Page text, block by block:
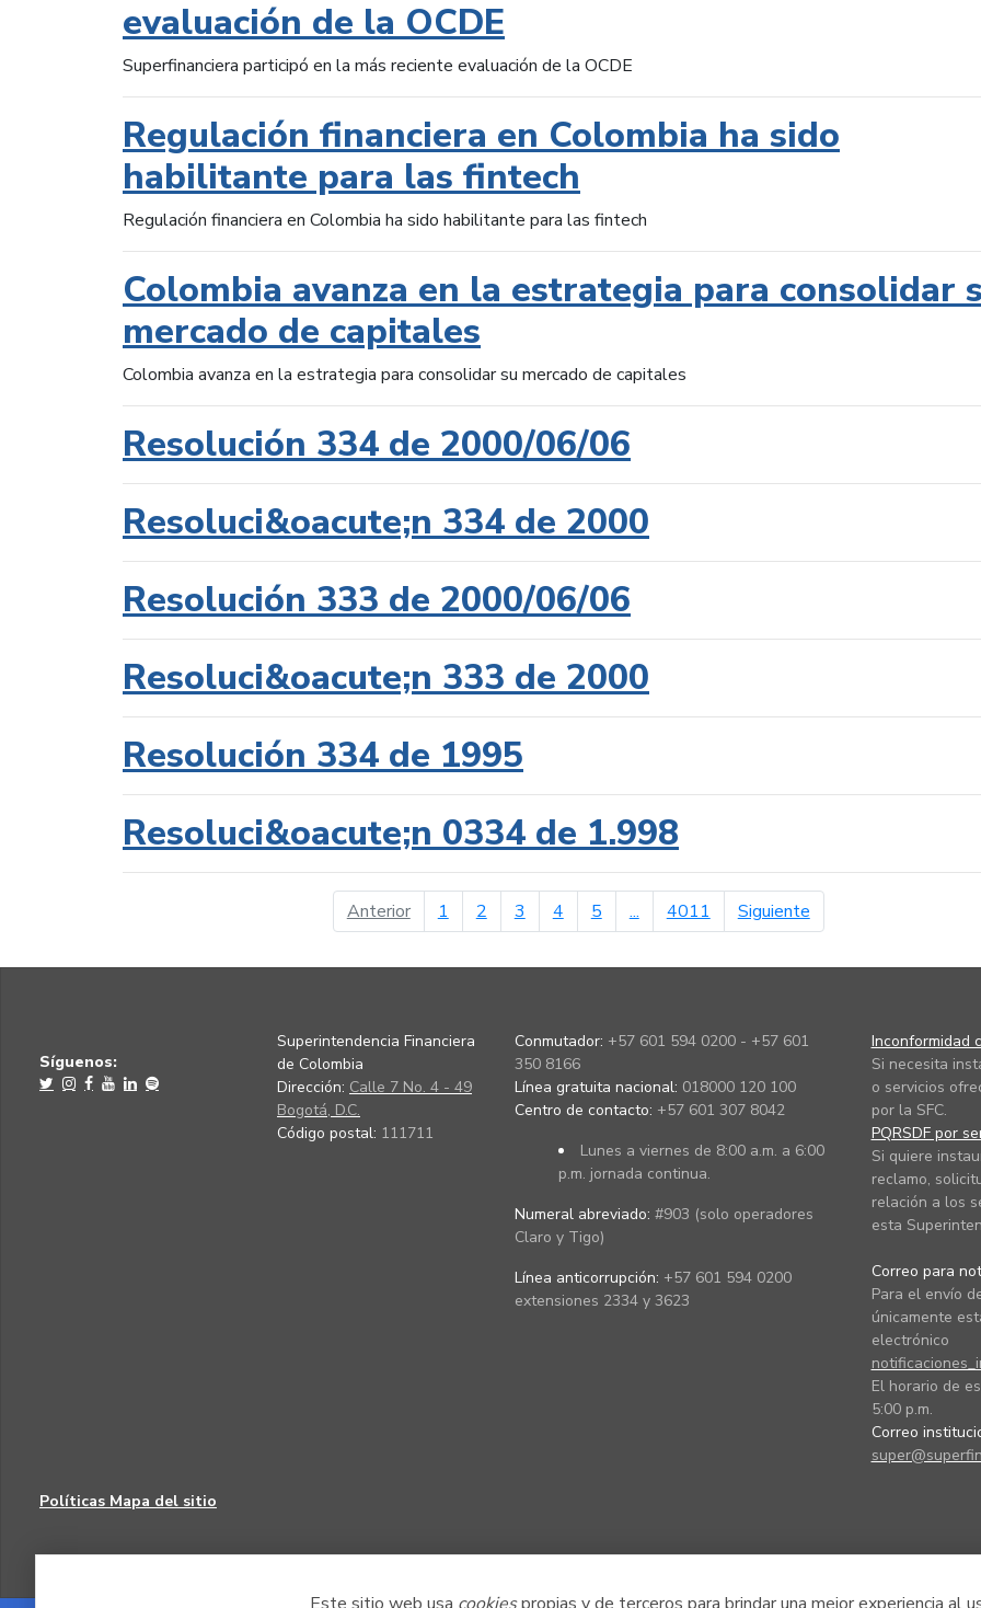
evaluación de la OCDE
Superfinanciera participó en la más reciente evaluación de la OCDE
Regulación financiera en Colombia ha sido
habilitante para las fintech
Regulación financiera en Colombia ha sido habilitante para las fintech
Colombia avanza en la estrategia para consolidar
mercado de capitales
Colombia avanza en la estrategia para consolidar su mercado de capitales
Resolución 334 de 2000/06/06
Resoluci&oacute;n 334 de 2000
Resolución 333 de 2000/06/06
Resoluci&oacute;n 333 de 2000
Resolución 334 de 1995
Resoluci&oacute;n 0334 de 1.998
Anteriorpágina anterior
1 2 3 4 5 ... 4011 Siguientepágina siguiente
Síguenos:
Superintendencia Financiera
de Colombia
Dirección: Calle 7 No. 4 - 49
Bogotá, D.C.
Código postal: 111711
Conmutador: +57 601 594 0200 - +57 601
350 8166
Línea gratuita nacional: 018000 120 100
Centro de contacto: +57 601 307 8042
Lunes a viernes de 8:00 a.m. a 6:00
p.m. jornada continua.
Numeral abreviado: #903 (solo operadores
Claro y Tigo)
Línea anticorrupción: +57 601 594 0200
extensiones 2334 y 3623
Inconformidad
Si necesita
o servicios
por la SFC.
PQRSDF por
Si quiere
reclamo,
relación a los
esta
Correo para
Para el envío
únicamente
electrónico
El horario de
5:00 p.m.
Correo
Políticas Mapa del sitio